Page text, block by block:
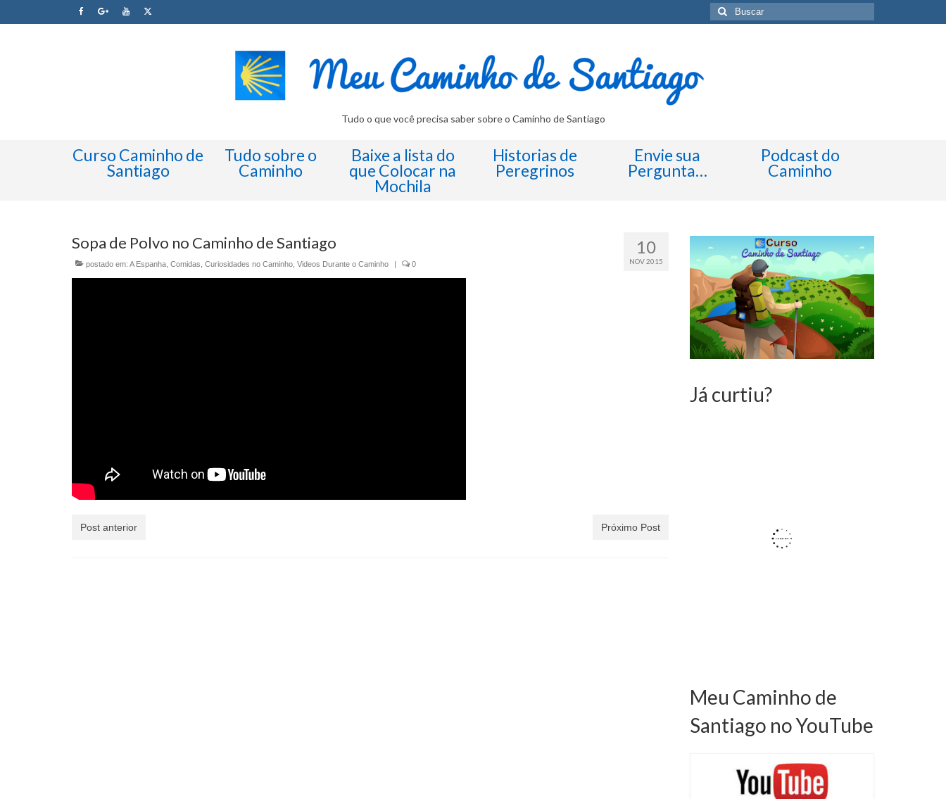
Buscar
por:
Tudo o que você precisa saber sobre o Caminho de Santiago
Curso Caminho de
Santiago
Tudo sobre o
Caminho
Baixe a lista do
que Colocar na
Mochila
Historias de
Peregrinos
Envie sua
Pergunta…
Podcast do
Caminho
10
NOV 2015
Sopa de Polvo no Caminho de Santiago
postado em: A Espanha Comidas Curiosidades no Caminho Videos Durante o Caminho | 0
Post anterior Próximo Post
Já curtiu?
Meu Caminho de
Santiago no YouTube